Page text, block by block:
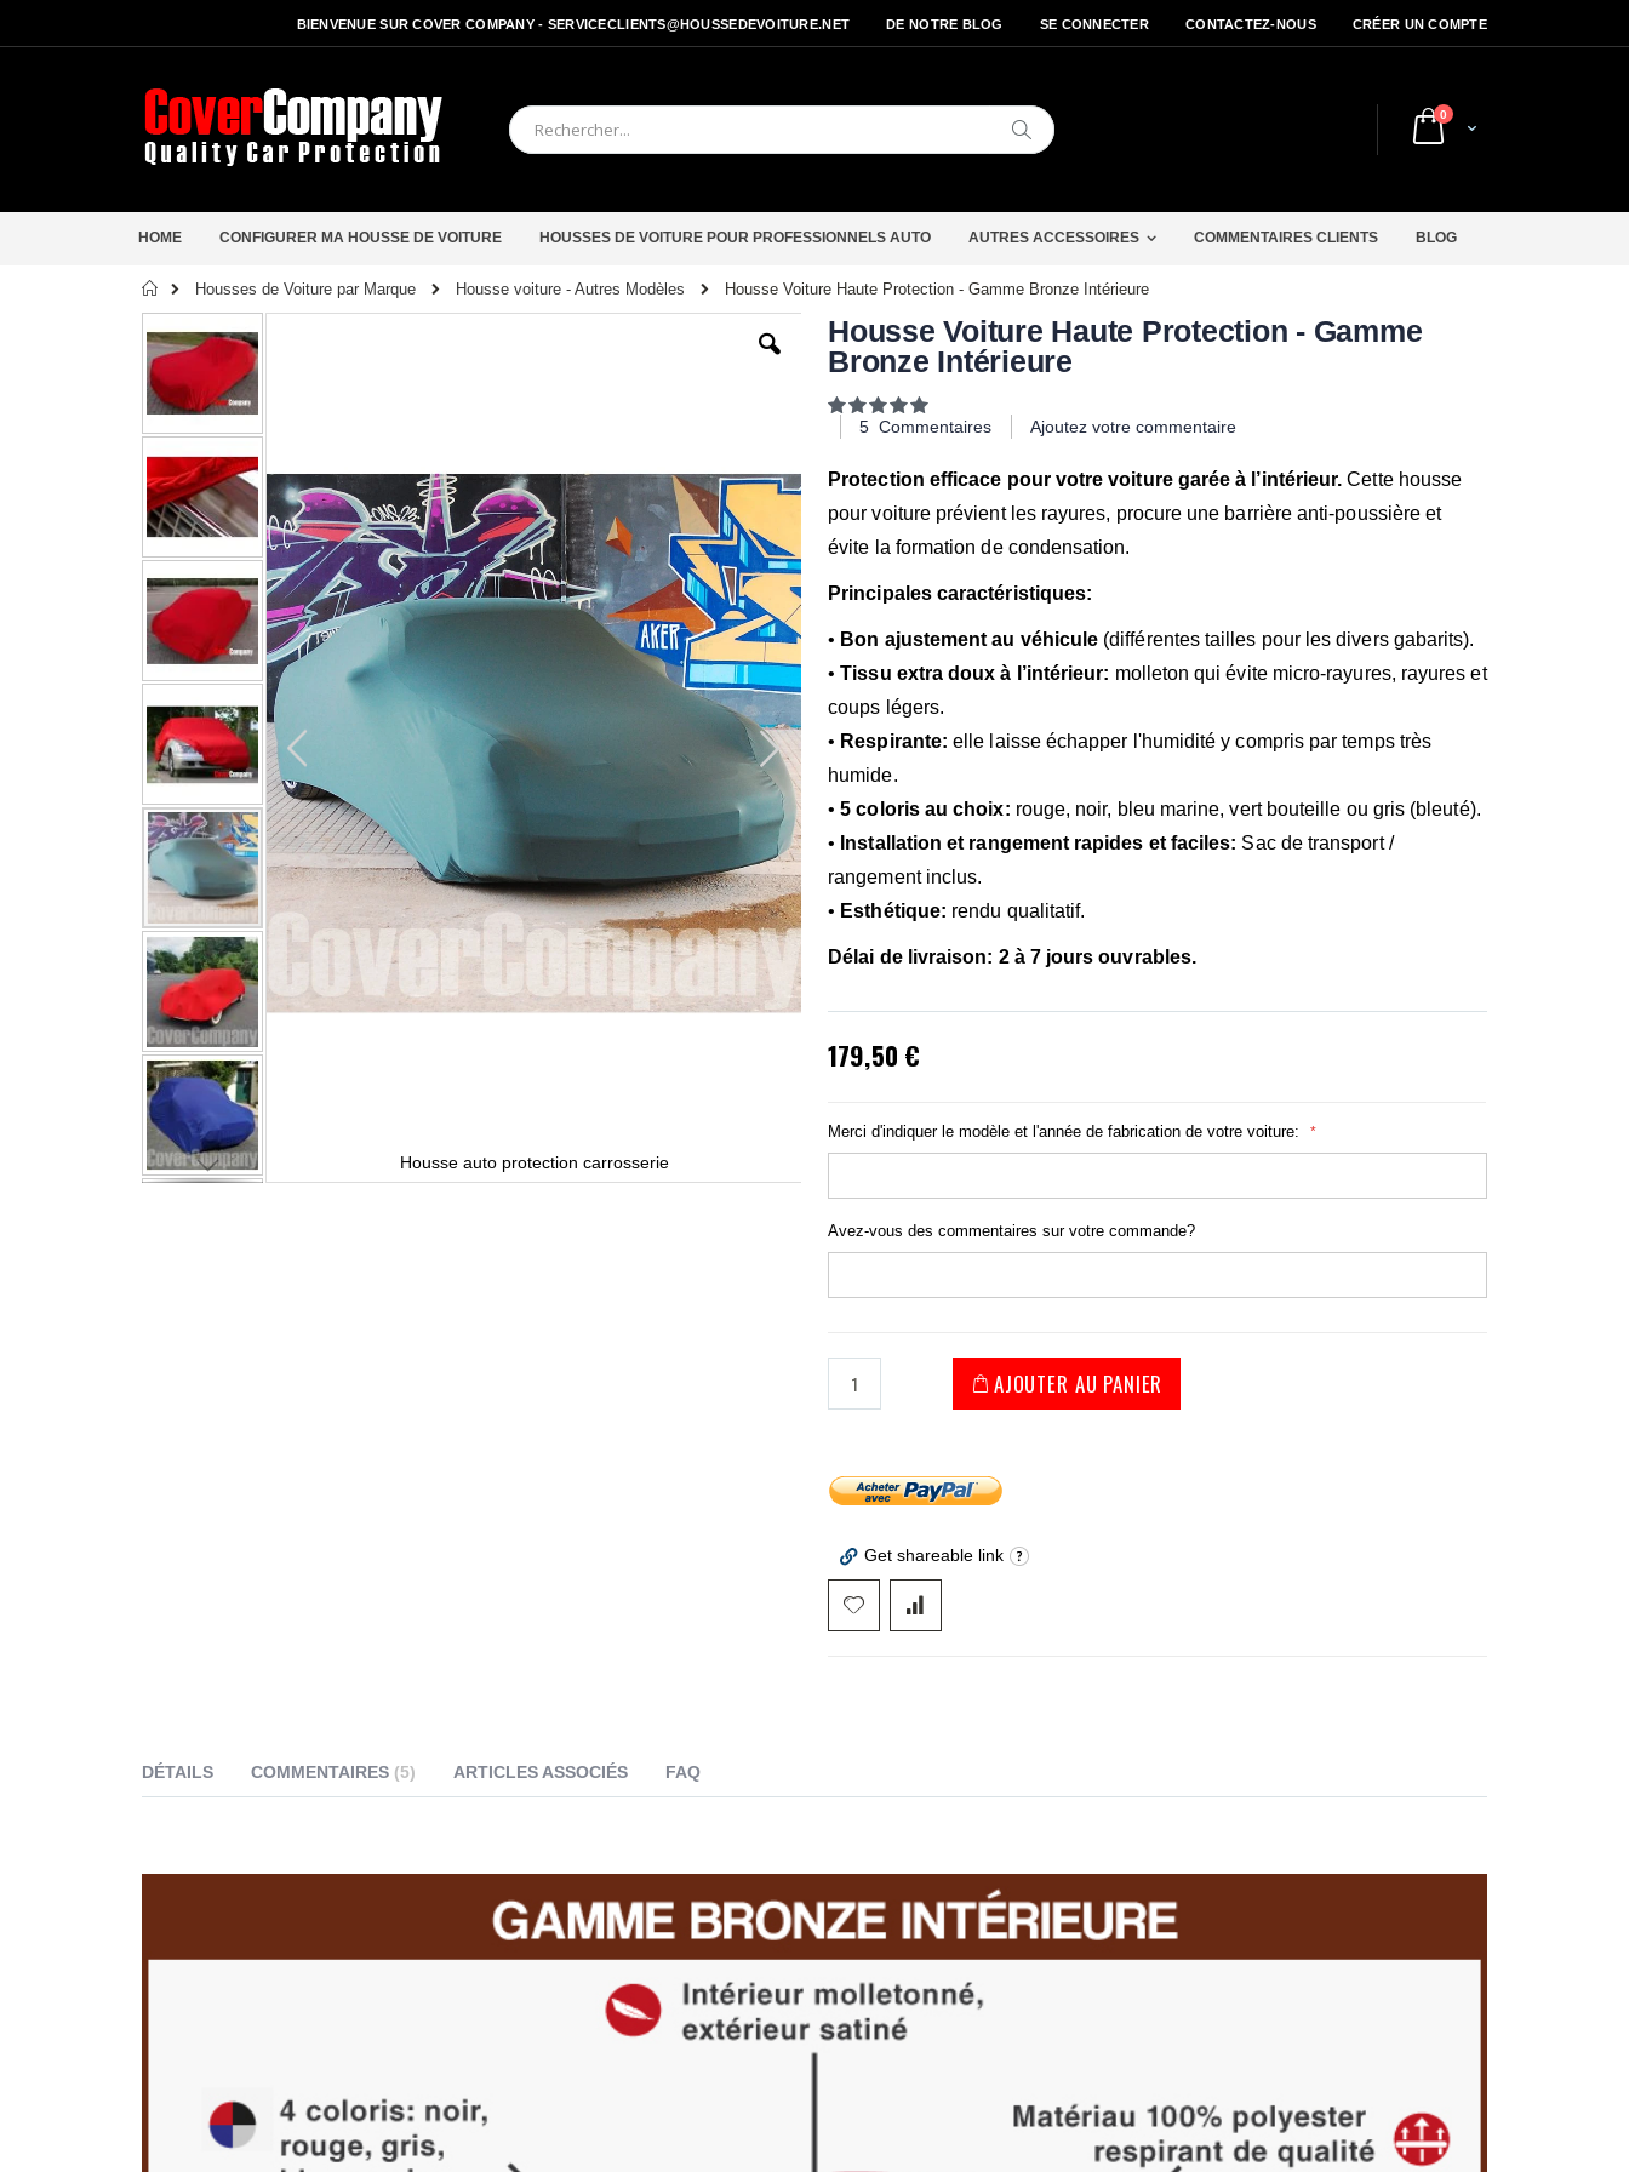
BIENVENUE SUR COVER COMPANY - SERVICECLIENTS@HOUSSEDEVOITURE.NET DE NOTRE BLOG SE CONNECTER CONTACTEZ-NOUS CRÉER UN COMPTE
Cart
0articles
Chercher
HOME CONFIGURER MA HOUSSE DE VOITURE HOUSSES DE VOITURE POUR PROFESSIONNELS AUTO AUTRES ACCESSOIRES COMMENTAIRES CLIENTS BLOG
Accueil
Housses de Voiture par Marque Housse voiture - Autres Modèles Housse Voiture Haute Protection - Gamme Bronze Intérieure
à
la
fin
de
la
galerie
d’images
Housse auto protection carrosserie
Passer
début
Galerie
d’images
Housse Voiture Haute Protection - Gamme
Bronze Intérieure
Notation:
100
5 Commentaires Ajoutez votre commentaire
Protection efficace pour votre voiture garée à l’intérieur. Cette housse
pour voiture prévient les rayures, procure une barrière anti-poussière et
évite la formation de condensation.
Principales caractéristiques:
• Bon ajustement au véhicule (différentes tailles pour les divers gabarits).
• Tissu extra doux à l’intérieur: molleton qui évite micro-rayures, rayures et
coups légers.
• Respirante: elle laisse échapper l'humidité y compris par temps très
humide.
•5 coloris au choix: rouge, noir, bleu marine, vert bouteille ou gris (bleuté).
• Installation et rangement rapides et faciles: Sac de transport /
rangement inclus.
• Esthétique: rendu qualitatif.
Délai de livraison: 2 à 7 jours ouvrables.
179,50 €
Merci d'indiquer le modèle et l'année de fabrication de votre voiture:
Avez-vous des commentaires sur votre commande?
AJOUTER AU PANIER
Get shareable link
DÉTAILS COMMENTAIRES 5 ARTICLES ASSOCIÉS FAQ